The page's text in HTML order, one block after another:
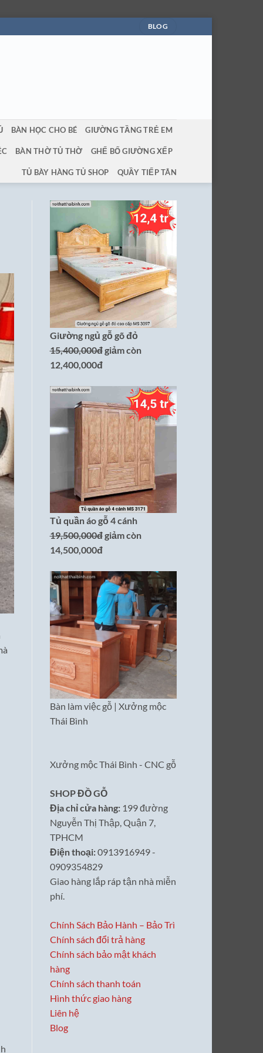
BLOG
BÀN HỌC CHO BÉ GIƯỜNG TẦNG TRẺ EM
BÀN THỜ TỦ THỜ GHẾ BỐ GIƯỜNG XẾP
TỦ BÀY HÀNG TỦ SHOP QUẦY TIẾP TÂN
Giường ngủ gỗ gõ đỏ
15,400,000đgiảm còn
12,400,000đ
Tủ quần áo gỗ 4 cánh
19,500,000đgiảm còn
14,500,000đ
Bàn làm việc gỗ | Xưởng mộc
Thái Bình
Xưởng mộc Thái Bình - CNC gỗ
SHOP ĐỒ GỖ
Địa chỉ cửa hàng:199 đường
Nguyễn Thị Thập, Quận 7,
TPHCM
Điện thoại:0913916949 -
0909354829
Giao hàng lắp ráp tận nhà miễn
phí.
Chính Sách Bảo Hành – Bảo Trì
Chính sách đổi trả hàng
Chính sách bảo mật khách
hàng
Chính sách thanh toán
Hình thức giao hàng
Liên hệ
Blog